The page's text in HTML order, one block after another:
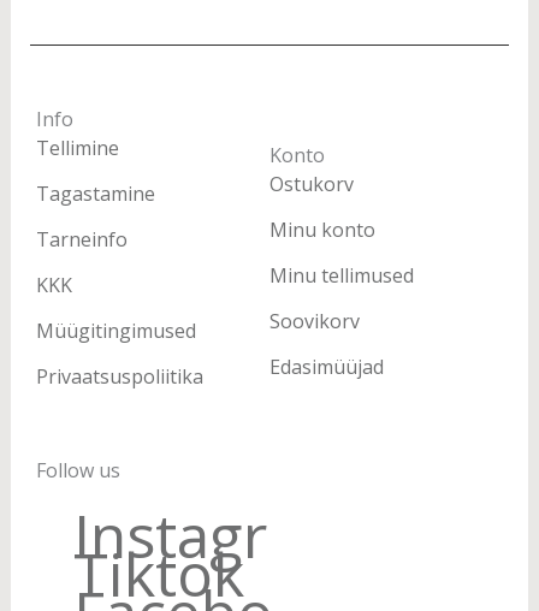
Info
Tellimine
Tagastamine
Tarneinfo
KKK
Müügitingimused
Privaatsuspoliitika
Konto
Ostukorv
Minu konto
Minu tellimused
Soovikorv
Edasimüüjad
Follow us
Instagram
Tiktok